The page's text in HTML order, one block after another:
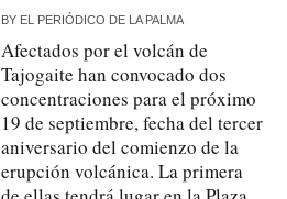
BY EL PERIÓDICO DE LA PALMA
Afectados por el volcán de
Tajogaite han convocado dos
concentraciones para el próximo
19 de septiembre, fecha del tercer
aniversario del comienzo de la
erupción volcánica. La primera